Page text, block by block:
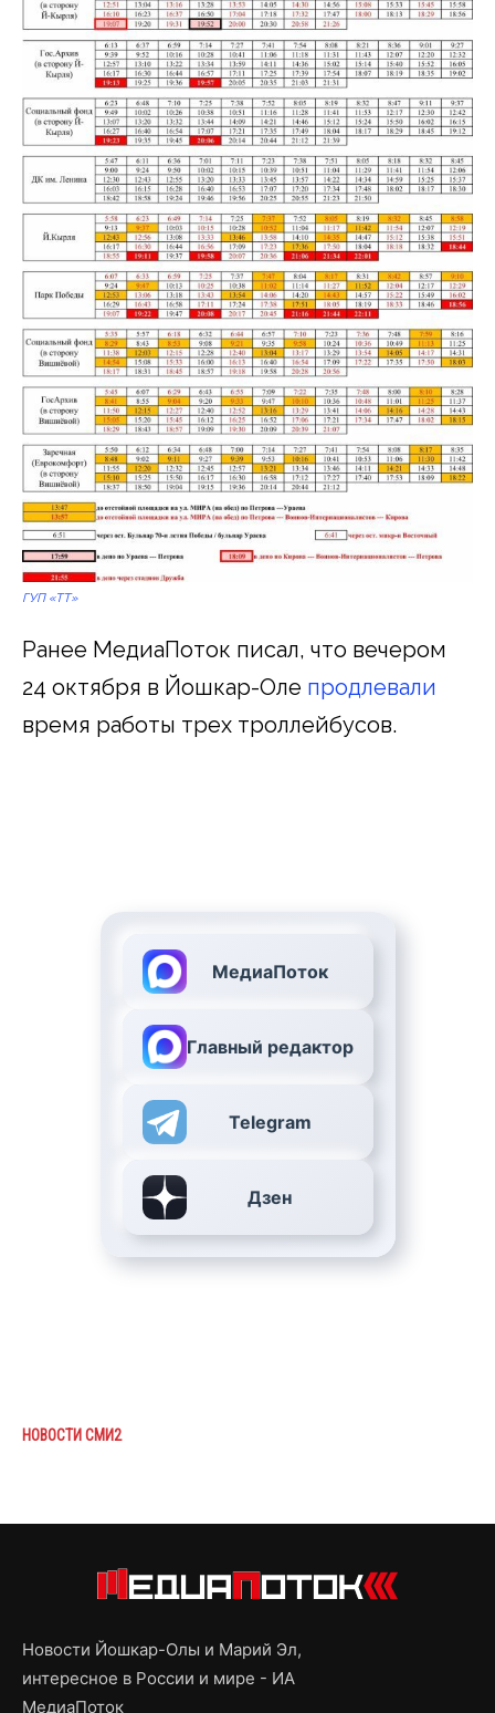
ГУП «ТТ»
Ранее МедиаПоток писал, что вечером
24 октября в Йошкар-Оле продлевали
время работы трех троллейбусов.
МедиаПоток
Главный редактор
Telegram
Дзен
НОВОСТИ СМИ2
Новости Йошкар-Олы и Марий Эл,
интересное в России и мире - ИА
МедиаПоток